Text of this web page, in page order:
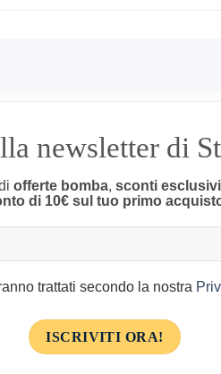
newsletter di
offerte bomba, sconti esclusivi
di 10€ sul tuo primo
trattati secondo la nostra